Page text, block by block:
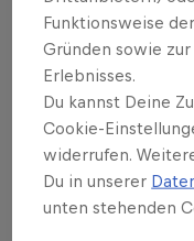
mitreißende
Als eine der
Meisterschaft
Fahrer:innen bis an
aus dem gesamten
erwartet uns eine
ist wie die Action
Funktionsweise
Gründen sowie
Erlebnisses.
Du kannst Deine
Cookie-
widerrufen.
Du in unserer
unten stehenden